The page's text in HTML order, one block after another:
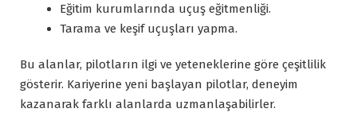
Eğitim kurumlarında uçuş eğitmenliği.
Tarama ve keşif uçuşları yapma.
Bu alanlar, pilotların ilgi ve yeteneklerine göre çeşitlilik
gösterir. Kariyerine yeni başlayan pilotlar, deneyim
kazanarak farklı alanlarda uzmanlaşabilirler.